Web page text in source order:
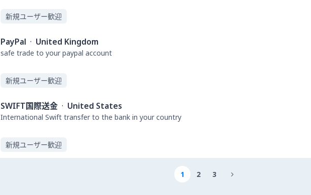
新規ユーザー歓迎
PayPal · United Kingdom
safe trade to your paypal account
新規ユーザー歓迎
SWIFT国際送金 · United States
International Swift transfer to the bank in your country
新規ユーザー歓迎
1 2 3 